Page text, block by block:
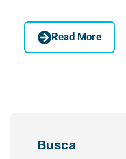
Read More
Busca